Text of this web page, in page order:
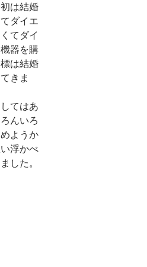
は結婚
ダイエ
てダイ
器を購
は結婚
きま
てはあ
んいろ
ようか
浮かべ
した。